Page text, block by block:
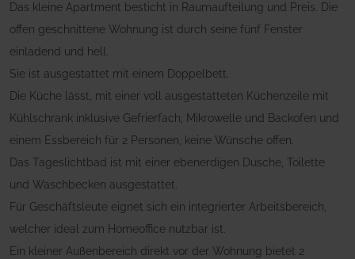
Das kleine Apartment besticht in Raumaufteilung und Preis. Die
offen geschnittene Wohnung ist durch seine fünf Fenster
einladend und hell.
Sie ist ausgestattet mit einem Doppelbett.
Die Küche lässt, mit einer voll ausgestatteten Küchenzeile mit
Kühlschrank inklusive Gefrierfach, Mikrowelle und Backofen und
einem Essbereich für 2 Personen, keine Wünsche offen.
Das Tageslichtbad ist mit einer ebenerdigen Dusche, Toilette
und Waschbecken ausgestattet.
Für Geschäftsleute eignet sich ein integrierter Arbeitsbereich,
welcher ideal zum Homeoffice nutzbar ist.
Ein kleiner Außenbereich direkt vor der Wohnung bietet 2